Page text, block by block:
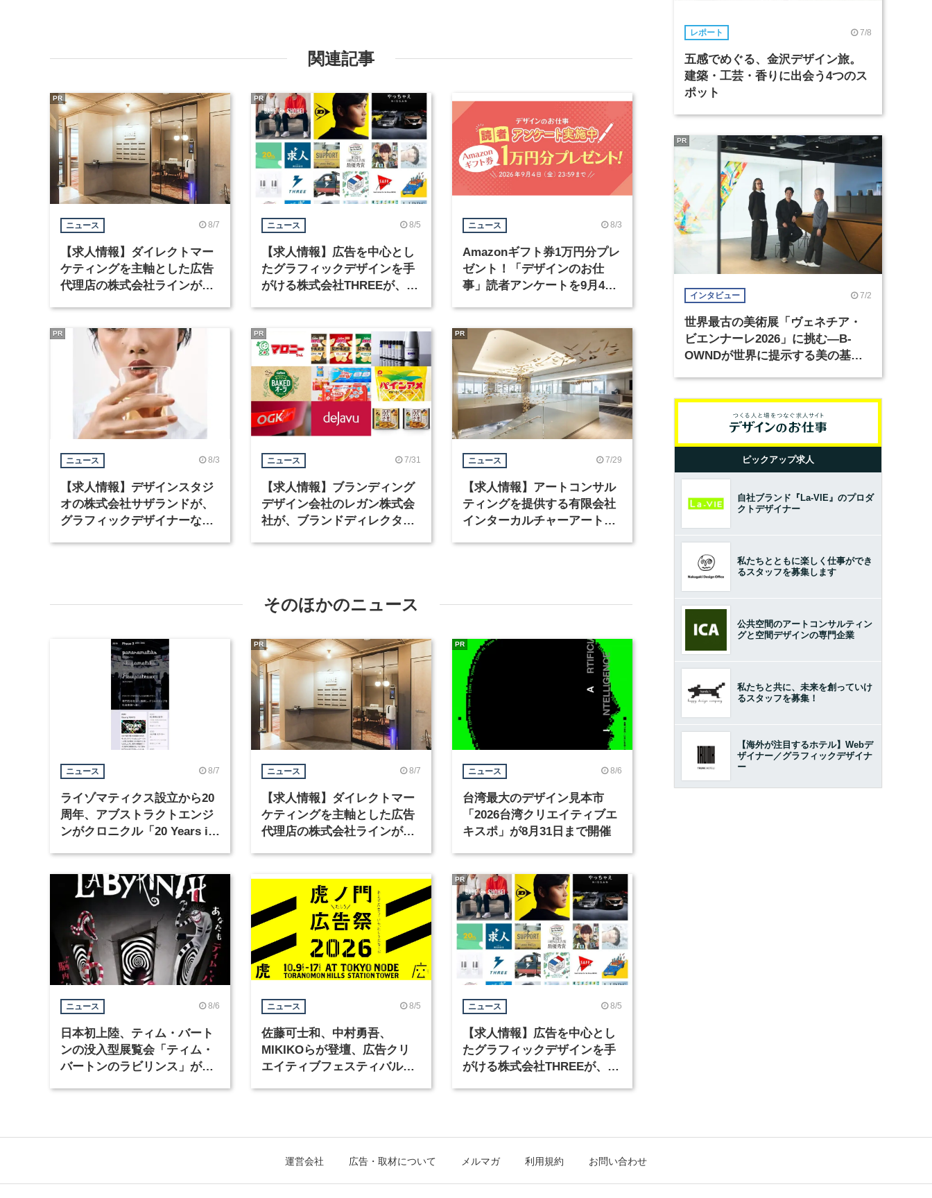
関連記事
ニュース 8/7
【求人情報】ダイレクトマー
ケティングを主軸とした広告
代理店の株式会社ラインが、
PR
ニュース 8/5
【求人情報】広告を中心とし
たグラフィックデザインを手
がける株式会社THREEが、グ
PR
ニュース 8/3
Amazonギフト券1万円分プレ
ゼント！「デザインのお仕
事」読者アンケートを9月4日
ニュース 8/3
【求人情報】デザインスタジ
オの株式会社サザランドが、
グラフィックデザイナーなど2
PR
ニュース 7/31
【求人情報】ブランディング
デザイン会社のレガン株式会
社が、ブランドディレクター
PR
ニュース 7/29
【求人情報】アートコンサル
ティングを提供する有限会社
インターカルチャーアート
PR
そのほかのニュース
ニュース 8/7
ライゾマティクス設立から20
周年、アブストラクトエンジ
ンがクロニクル「20 Years in
ニュース 8/7
【求人情報】ダイレクトマー
ケティングを主軸とした広告
代理店の株式会社ラインが、
PR
ニュース 8/6
台湾最大のデザイン見本市
「2026台湾クリエイティブエ
キスポ」が8月31日まで開催
PR
ニュース 8/6
日本初上陸、ティム・バート
ンの没入型展覧会「ティム・
バートンのラビリンス」が東
ニュース 8/5
佐藤可士和、中村勇吾、
MIKIKOらが登壇、広告クリ
エイティブフェスティバル
ニュース 8/5
【求人情報】広告を中心とし
たグラフィックデザインを手
がける株式会社THREEが、グ
PR
レポート 7/8
五感でめぐる、金沢デザイン旅。
建築・工芸・香りに出会う4つのス
ポット
インタビュー 7/2
世界最古の美術展「ヴェネチア・
ビエンナーレ2026」に挑む―B-
OWNDが世界に提示する美の基準
PR
ピックアップ求人
自社ブランド『La-VIE』のプロダ
クトデザイナー
私たちとともに楽しく仕事ができ
るスタッフを募集します
公共空間のアートコンサルティン
グと空間デザインの専門企業
私たちと共に、未来を創っていけ
るスタッフを募集！
【海外が注目するホテル】Webデ
ザイナー／グラフィックデザイナ
ー
運営会社 広告・取材について メルマガ 利用規約 お問い合わせ